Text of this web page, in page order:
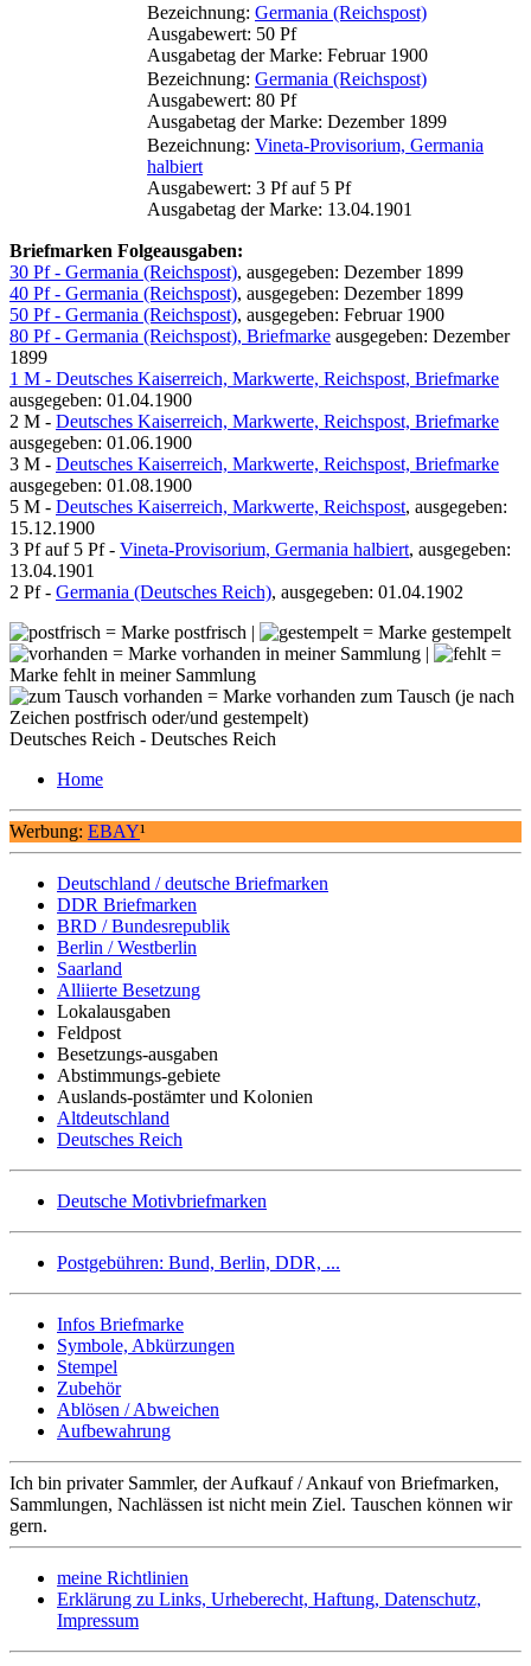
Bezeichnung: Germania (Reichspost)
Ausgabewert: 50 Pf
Ausgabetag der Marke: Februar 1900
Bezeichnung: Germania (Reichspost)
Ausgabewert: 80 Pf
Ausgabetag der Marke: Dezember 1899
Bezeichnung: Vineta-Provisorium, Germania
halbiert
Ausgabewert: 3 Pf auf 5 Pf
Ausgabetag der Marke: 13.04.1901
Briefmarken Folgeausgaben:
30 Pf - Germania (Reichspost), ausgegeben: Dezember 1899
40 Pf - Germania (Reichspost), ausgegeben: Dezember 1899
50 Pf - Germania (Reichspost), ausgegeben: Februar 1900
80 Pf - Germania (Reichspost), Briefmarke ausgegeben: Dezember
1899
1 M - Deutsches Kaiserreich, Markwerte, Reichspost, Briefmarke
ausgegeben: 01.04.1900
2 M - Deutsches Kaiserreich, Markwerte, Reichspost, Briefmarke
ausgegeben: 01.06.1900
3 M - Deutsches Kaiserreich, Markwerte, Reichspost, Briefmarke
ausgegeben: 01.08.1900
5 M - Deutsches Kaiserreich, Markwerte, Reichspost, ausgegeben:
15.12.1900
3 Pf auf 5 Pf - Vineta-Provisorium, Germania halbiert, ausgegeben:
13.04.1901
2 Pf - Germania (Deutsches Reich), ausgegeben: 01.04.1902
= Marke postfrisch |
= Marke gestempelt
= Marke vorhanden in meiner Sammlung |
=
Marke fehlt in meiner Sammlung
= Marke vorhanden zum Tausch (je nach
Zeichen postfrisch oder/und gestempelt)
Deutsches Reich - Deutsches Reich
Home
Werbung: EBAY¹
Deutschland / deutsche Briefmarken
DDR Briefmarken
BRD / Bundesrepublik
Berlin / Westberlin
Saarland
Alliierte Besetzung
Lokalausgaben
Feldpost
Besetzungs-ausgaben
Abstimmungs-gebiete
Auslands-postämter und Kolonien
Altdeutschland
Deutsches Reich
Deutsche Motivbriefmarken
Postgebühren: Bund, Berlin, DDR, ...
Infos Briefmarke
Symbole, Abkürzungen
Stempel
Zubehör
Ablösen / Abweichen
Aufbewahrung
Ich bin privater Sammler, der Aufkauf / Ankauf von Briefmarken,
Sammlungen, Nachlässen ist nicht mein Ziel. Tauschen können wir
gern.
meine Richtlinien
Erklärung zu Links, Urheberecht, Haftung, Datenschutz,
Impressum